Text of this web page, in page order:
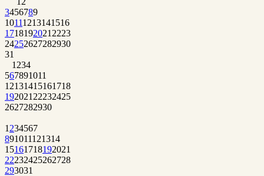
3456789
10111213141516
1718192021 2223
24252627282930
31
1 234
567891011
12131415161718
192021 22232425
2627282930
1 234567
891011121314
15161718192021
22232425262728
293031